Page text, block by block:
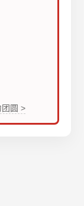
团圆 >